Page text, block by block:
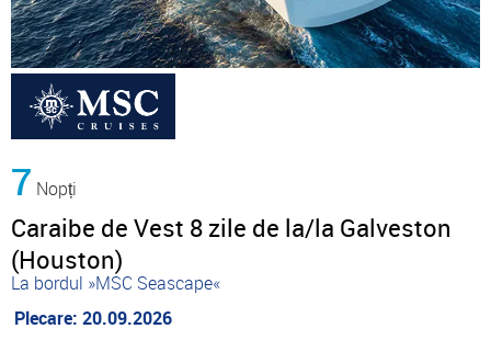
7 Nopți
Caraibe de Vest 8 zile de la/la Galveston
(Houston)
La bordul »MSC Seascape«
Plecare: 20.09.2026